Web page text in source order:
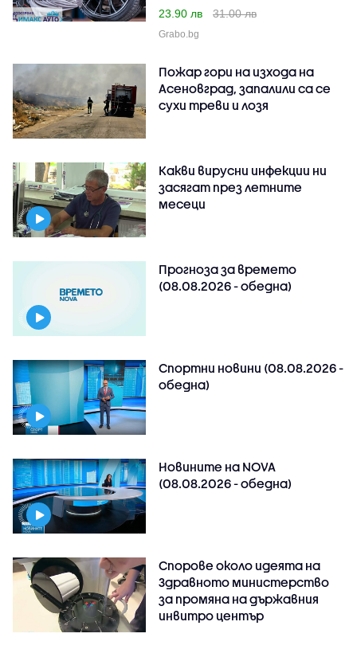
23.90 лв
31.00 лв
Grabo.bg
Пожар гори на изхода на
Асеновград, запалили са се
сухи треви и лозя
Какви вирусни инфекции ни
засягат през летните
месеци
Прогноза за времето
(08.08.2026 - обедна)
Спортни новини (08.08.2026 -
обедна)
Новините на NOVA
(08.08.2026 - обедна)
Спорове около идеята на
Здравното министерство
за промяна на държавния
инвитро център